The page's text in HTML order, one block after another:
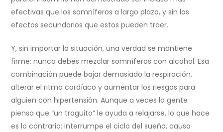
efectivas que los somníferos a largo plazo, y sin los
efectos secundarios que estos pueden traer.
Y, sin importar la situación, una verdad se mantiene
firme: nunca debes mezclar somníferos con alcohol. Esa
combinación puede bajar demasiado la respiración,
alterar el ritmo cardíaco y aumentar los riesgos para
alguien con hipertensión. Aunque a veces la gente
piensa que “un traguito” le ayuda a relajarse, lo que hace
es lo contrario: interrumpe el ciclo del sueño, causa